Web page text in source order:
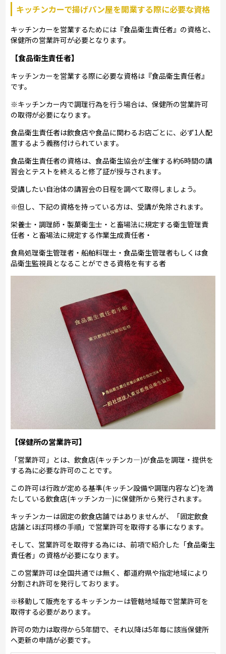
キッチンカーで揚げパン屋を開業する際に必要な資格
キッチンカーを営業するためには『食品衛生責任者』の資格と、
保健所の営業許可が必要となります。
【食品衛生責任者】
キッチンカーを営業する際に必要な資格は『食品衛生責任者』
です。
※キッチンカー内で調理行為を行う場合は、保健所の営業許可
の取得が必要になります。
食品衛生責任者は飲食店や食品に関わるお店ごとに、必ず1人配
置するよう義務付けられています。
食品衛生責任者の資格は、食品衛生協会が主催する約6時間の講
習会とテストを終えると修了証が授与されます。
受講したい自治体の講習会の日程を調べて取得しましょう。
※但し、下記の資格を持っている方は、受講が免除されます。
栄養士・調理師・製菓衛生士・と畜場法に規定する衛生管理責
任者・と畜場法に規定する作業生成責任者・
食鳥処理衛生管理者・船舶料理士・食品衛生管理者もしくは食
品衛生監視員となることができる資格を有する者
【保健所の営業許可】
「営業許可」とは、飲食店(キッチンカ―)が食品を調理・提供を
する為に必要な許可のことです。
この許可は行政が定める基準(キッチン設備や調理内容など)を満
たしている飲食店(キッチンカ―)に保健所から発行されます。
キッチンカーは固定の飲食店舗ではありませんが、「固定飲食
店舗とほぼ同様の手順」で営業許可を取得する事になります。
そして、営業許可を取得する為には、前項で紹介した「食品衛生
責任者」の資格が必要になります。
この営業許可は全国共通では無く、都道府県や指定地域により
分割され許可を発行しております。
※移動して販売をするキッチンカーは管轄地域毎で営業許可を
取得する必要があります。
許可の効力は取得から5年間で、それ以降は5年毎に該当保健所
へ更新の申請が必要です。